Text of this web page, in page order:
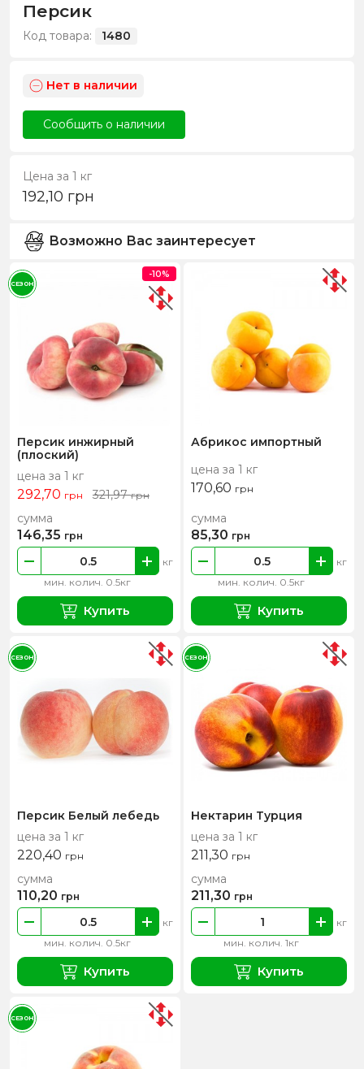
Персик
Код товара: 1480
Нет в наличии
Сообщить о наличии
Цена за 1 кг
192,10 грн
Возможно Вас заинтересует
Персик инжирный
(плоский)
цена за 1 кг
292,70 грн 321,97грн
мин. колич. 0.5кг
кг
сумма
146,35 грн
Купить
-10%
СЕЗОН
Абрикос импортный
цена за 1 кг
170,60 грн
мин. колич. 0.5кг
кг
сумма
85,30 грн
Купить
Персик Белый лебедь
цена за 1 кг
220,40 грн
мин. колич. 0.5кг
кг
сумма
110,20 грн
Купить
СЕЗОН
Нектарин Турция
цена за 1 кг
211,30 грн
мин. колич. 1кг
кг
сумма
211,30 грн
Купить
СЕЗОН
СЕЗОН